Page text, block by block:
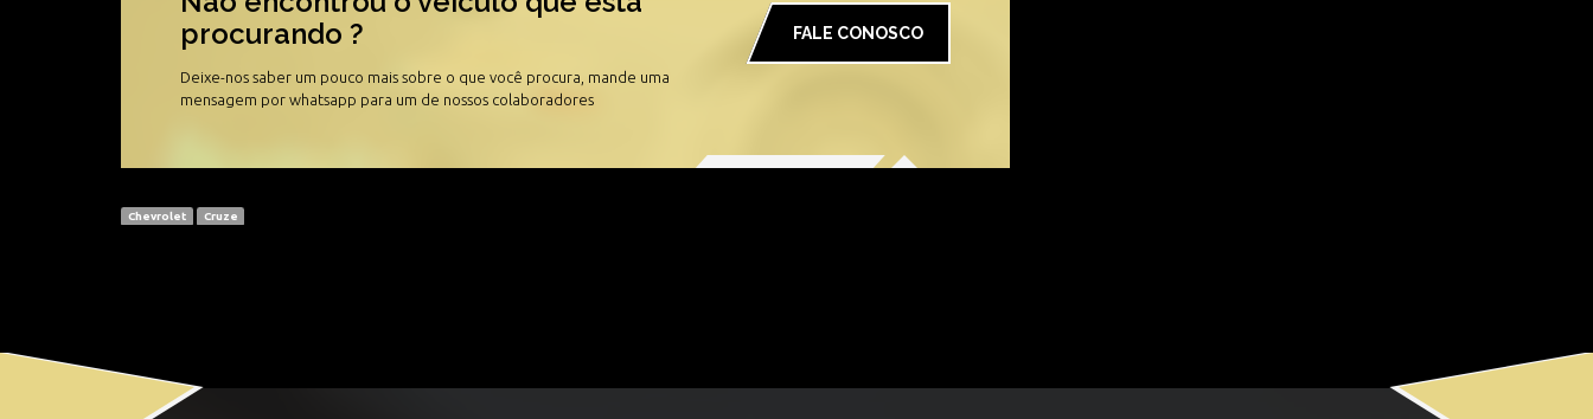
procurando ?
Deixe-nos saber um pouco mais sobre o que você procura, mande uma
mensagem por whatsapp para um de nossos colaboradores
FALE CONOSCO
Chevrolet Cruze